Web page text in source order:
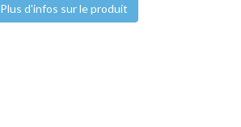
Plus d'infos sur le produit